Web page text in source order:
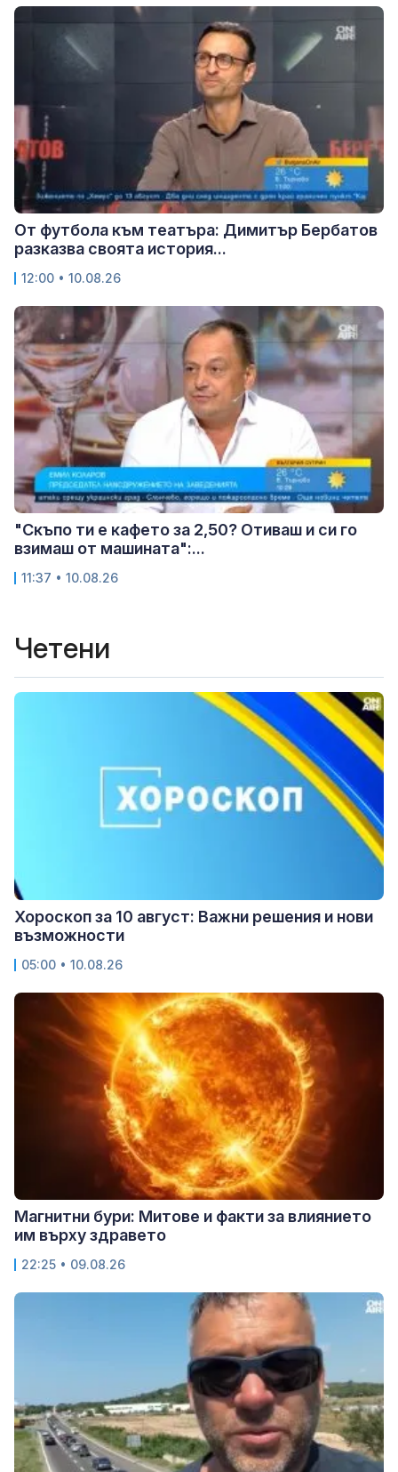
От футбола към театъра: Димитър Бербатов
разказва своята история...
12:00 • 10.08.26
"Скъпо ти е кафето за 2,50? Отиваш и си го
взимаш от машината":...
11:37 • 10.08.26
Четени
Хороскоп за 10 август: Важни решения и нови
възможности
05:00 • 10.08.26
Магнитни бури: Митове и факти за влиянието
им върху здравето
22:25 • 09.08.26